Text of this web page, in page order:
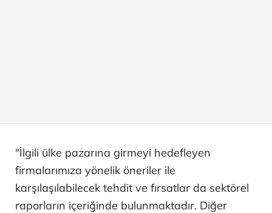
"İlgili ülke pazarına girmeyi hedefleyen
firmalarımıza yönelik öneriler ile
karşılaşılabilecek tehdit ve fırsatlar da sektörel
raporların içeriğinde bulunmaktadır. Diğer